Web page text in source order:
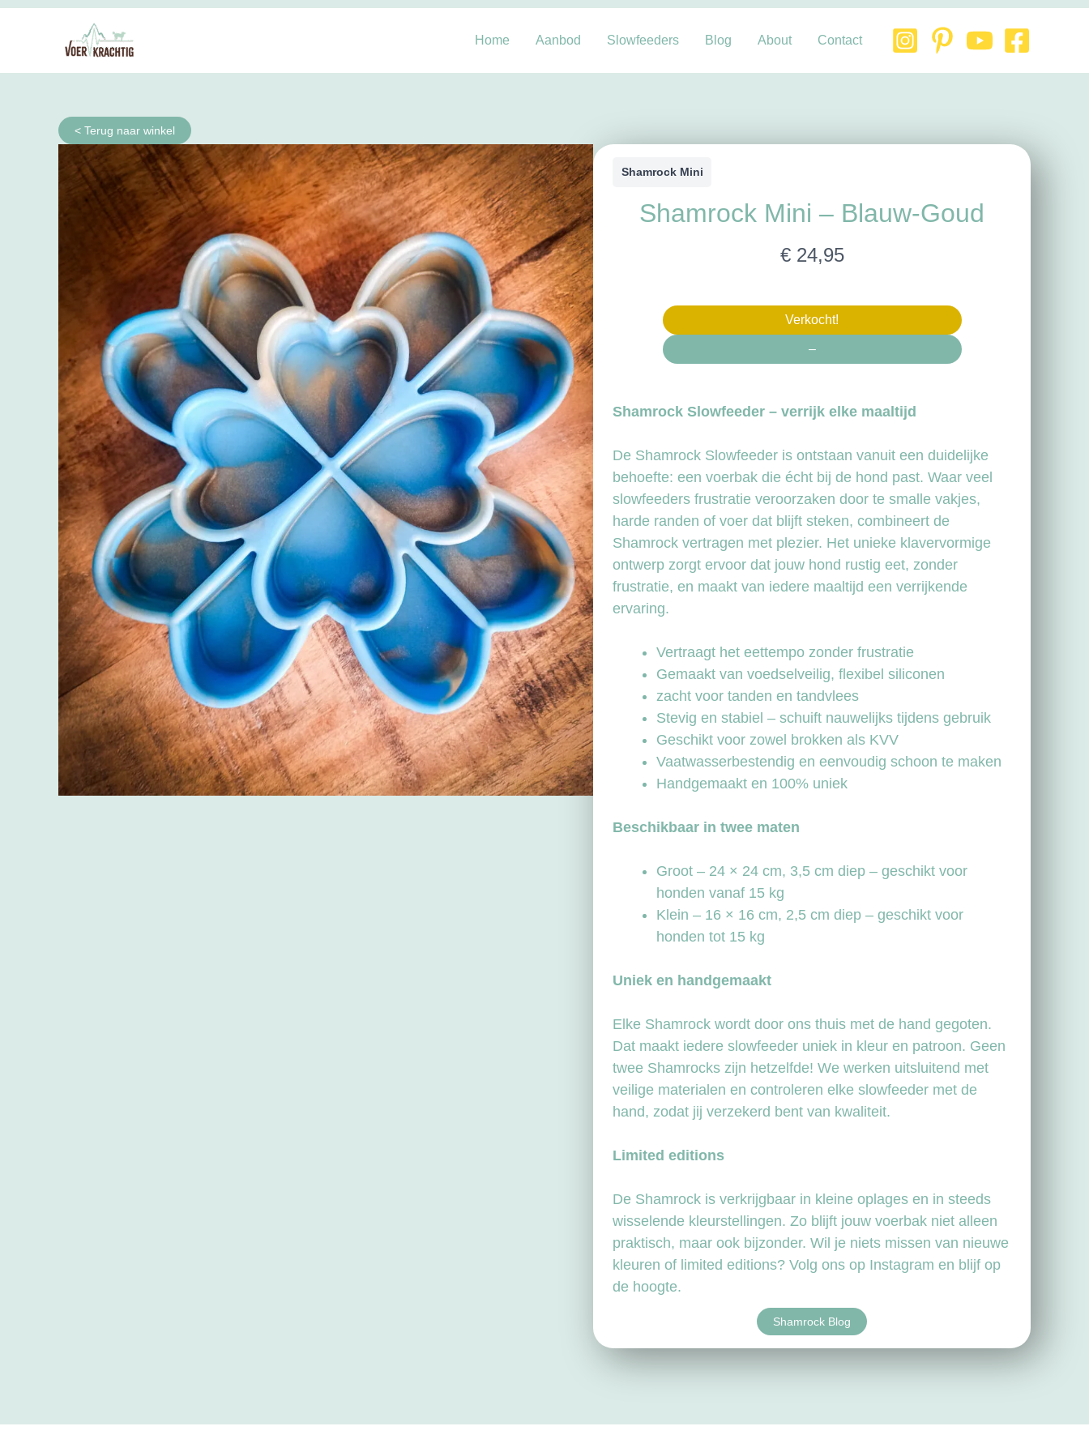
Home Aanbod Slowfeeders Blog About Contact
< Terug naar winkel
Shamrock Mini
Shamrock Mini – Blauw-Goud
N
€ 24,95
Verkocht!
–
Shamrock Slowfeeder – verrijk elke maaltijd
De Shamrock Slowfeeder is ontstaan vanuit een duidelijke
behoefte: een voerbak die écht bij de hond past. Waar veel
slowfeeders frustratie veroorzaken door te smalle vakjes,
harde randen of voer dat blijft steken, combineert de
Shamrock vertragen met plezier. Het unieke klavervormige
ontwerp zorgt ervoor dat jouw hond rustig eet, zonder
frustratie, en maakt van iedere maaltijd een verrijkende
ervaring.
Vertraagt het eettempo zonder frustratie
Gemaakt van voedselveilig, flexibel siliconen
zacht voor tanden en tandvlees
Stevig en stabiel – schuift nauwelijks tijdens gebruik
Geschikt voor zowel brokken als KVV
Vaatwasserbestendig en eenvoudig schoon te maken
Handgemaakt en 100% uniek
Beschikbaar in twee maten
Groot – 24 × 24 cm, 3,5 cm diep – geschikt voor
honden vanaf 15 kg
Klein – 16 × 16 cm, 2,5 cm diep – geschikt voor
honden tot 15 kg
Uniek en handgemaakt
Elke Shamrock wordt door ons thuis met de hand gegoten.
Dat maakt iedere slowfeeder uniek in kleur en patroon. Geen
twee Shamrocks zijn hetzelfde! We werken uitsluitend met
veilige materialen en controleren elke slowfeeder met de
hand, zodat jij verzekerd bent van kwaliteit.
Limited editions
De Shamrock is verkrijgbaar in kleine oplages en in steeds
wisselende kleurstellingen. Zo blijft jouw voerbak niet alleen
praktisch, maar ook bijzonder. Wil je niets missen van nieuwe
kleuren of limited editions? Volg ons op Instagram en blijf op
de hoogte.
Shamrock Blog